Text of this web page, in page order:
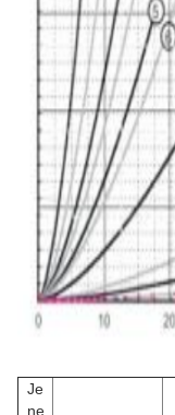
Je
ne